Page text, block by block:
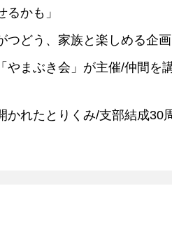
かも」
つどう、家族と楽しめる企
やまぶき会」が主催/仲間を
かれたとりくみ/支部結成30